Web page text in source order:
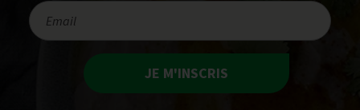
JE M'INSCRIS